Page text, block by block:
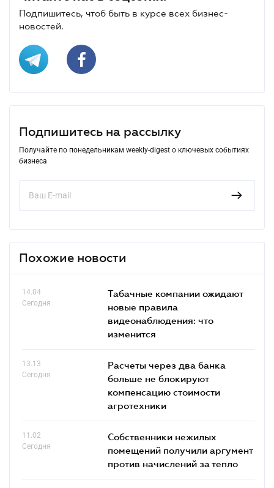
Подпишитесь, чтоб быть в курсе всех бизнес-
новостей.
Подпишитесь на рассылку
Получайте по понедельникам weekly-digest о ключевых событиях
бизнеса
Похожие новости
14.04
Сегодня
Табачные компании ожидают
новые правила
видеонаблюдения: что
изменится
13.13
Сегодня
Расчеты через два банка
больше не блокируют
компенсацию стоимости
агротехники
11.02
Сегодня
Собственники нежилых
помещений получили аргумент
против начислений за тепло